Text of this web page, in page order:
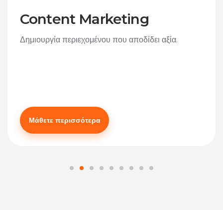
Marketing
περιεχομένου που αποδίδει αξία.
περισσότερα